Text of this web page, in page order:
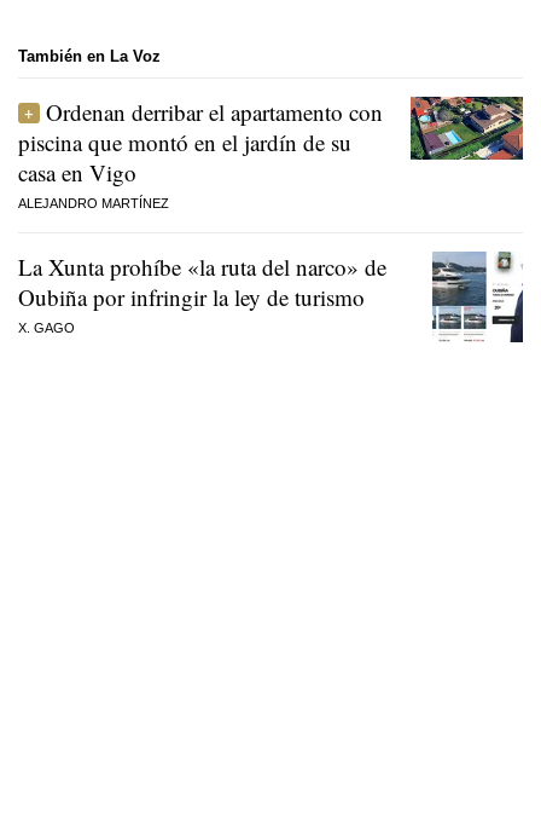
También en La Voz
Ordenan derribar el apartamento con
piscina que montó en el jardín de su
casa en Vigo
ALEJANDRO MARTÍNEZ
La Xunta prohíbe «la ruta del narco» de
Oubiña por infringir la ley de turismo
X. GAGO